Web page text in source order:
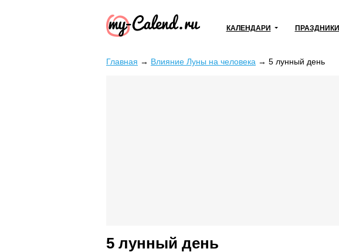
КАЛЕНДАРИ ПРАЗДНИКИ
Главная → Влияние Луны на человека → 5 лунный день
5 лунный день